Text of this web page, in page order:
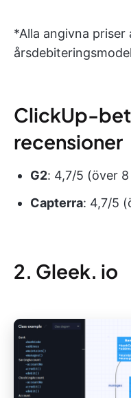
*Alla angivna priser
ClickUp-
recensioner
G2: 4,7/5 (över
Capterra: 4,7/5
2. Gleek. io